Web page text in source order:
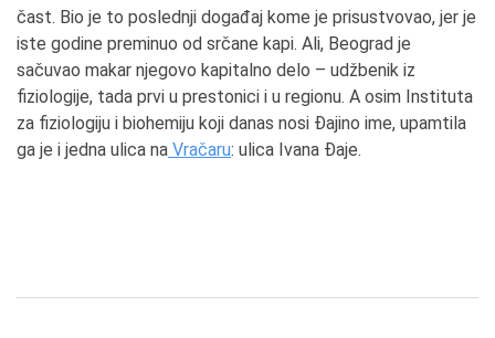
čast. Bio je to poslednji događaj kome je prisustvovao, jer je
iste godine preminuo od srčane kapi. Ali, Beograd je
sačuvao makar njegovo kapitalno delo – udžbenik iz
fiziologije, tada prvi u prestonici i u regionu. A osim Instituta
za fiziologiju i biohemiju koji danas nosi Đajino ime, upamtila
ga je i jedna ulica na Vračaru: ulica Ivana Đaje.